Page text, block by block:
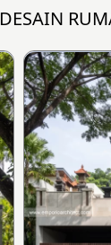
DESAIN